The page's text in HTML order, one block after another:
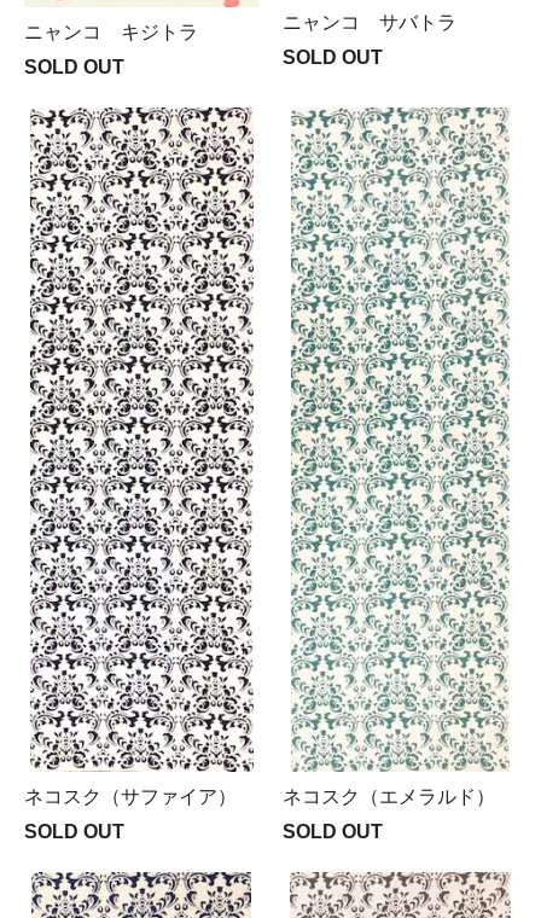
ニャンコ キジトラ
SOLD OUT
ニャンコ サバトラ
SOLD OUT
ネコスク（サファイア）
SOLD OUT
ネコスク（エメラルド）
SOLD OUT